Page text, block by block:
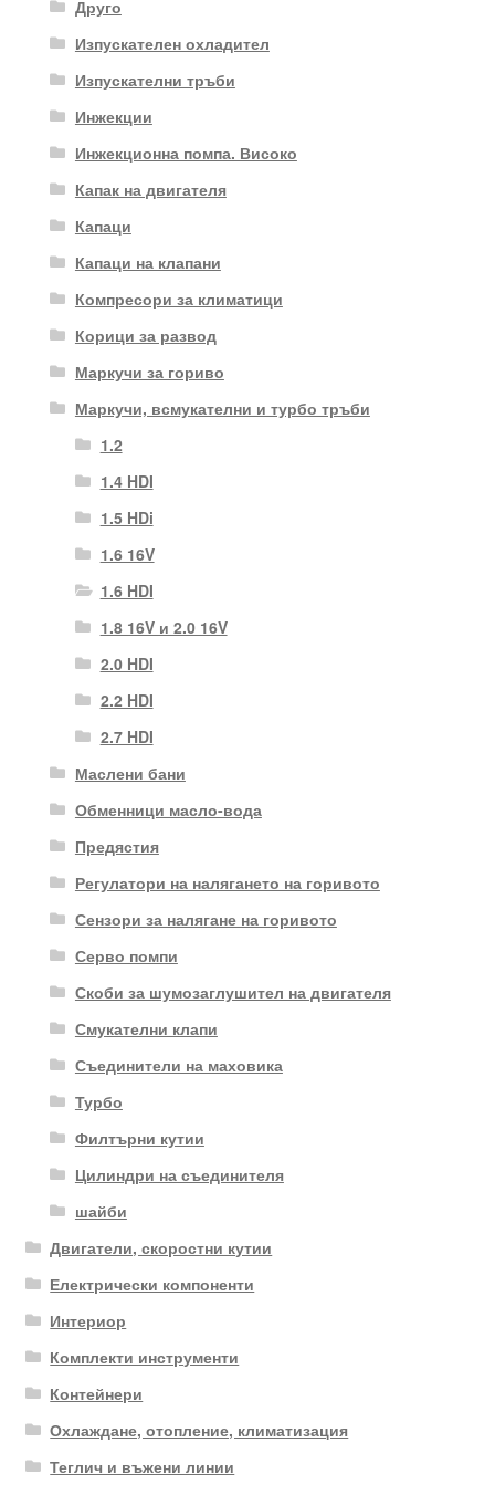
Друго
Изпускателен охладител
Изпускателни тръби
Инжекции
Инжекционна помпа. Високо
Капак на двигателя
Капаци
Капаци на клапани
Компресори за климатици
Корици за развод
Маркучи за гориво
Маркучи, всмукателни и турбо тръби
1.2
1.4 HDI
1.5 HDi
1.6 16V
1.6 HDI
1.8 16V и 2.0 16V
2.0 HDI
2.2 HDI
2.7 HDI
Маслени бани
Обменници масло-вода
Предястия
Регулатори на налягането на горивото
Сензори за налягане на горивото
Серво помпи
Скоби за шумозаглушител на двигателя
Смукателни клапи
Съединители на маховика
Турбо
Филтърни кутии
Цилиндри на съединителя
шайби
Двигатели, скоростни кутии
Електрически компоненти
Интериор
Комплекти инструменти
Контейнери
Охлаждане, отопление, климатизация
Теглич и въжени линии